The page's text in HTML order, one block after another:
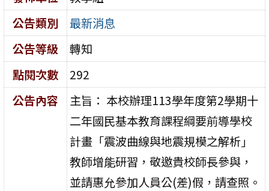
公告類別
最新消息
公告等級
轉知
點閱次數
292
公告內容
主旨： 本校辦理113學年度第2學期十
二年國民基本教育課程綱要前導學校
計畫「震波曲線與地震規模之解析」
教師增能研習，敬邀貴校師長參與，
並請惠允參加人員公(差)假，請查照。